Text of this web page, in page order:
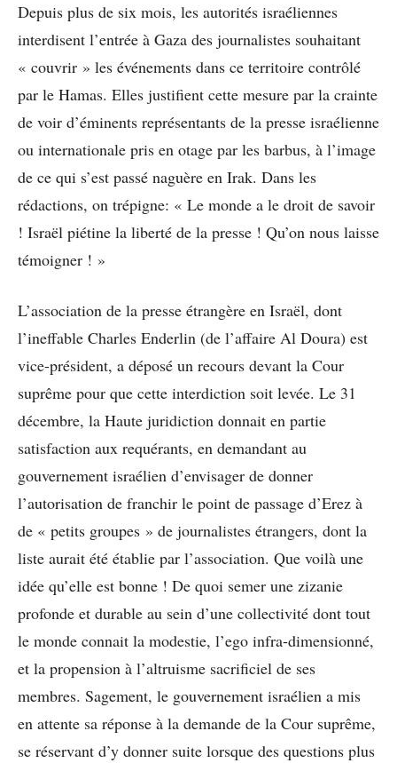
Depuis plus de six mois, les autorités israéliennes
interdisent l’entrée à Gaza des journalistes souhaitant
« couvrir » les événements dans ce territoire contrôlé
par le Hamas. Elles justifient cette mesure par la crainte
de voir d’éminents représentants de la presse israélienne
ou internationale pris en otage par les barbus, à l’image
de ce qui s’est passé naguère en Irak. Dans les
rédactions, on trépigne: « Le monde a le droit de savoir
! Israël piétine la liberté de la presse ! Qu’on nous laisse
témoigner ! »
L’association de la presse étrangère en Israël, dont
l’ineffable Charles Enderlin (de l’affaire Al Doura) est
vice-président, a déposé un recours devant la Cour
suprême pour que cette interdiction soit levée. Le 31
décembre, la Haute juridiction donnait en partie
satisfaction aux requérants, en demandant au
gouvernement israélien d’envisager de donner
l’autorisation de franchir le point de passage d’Erez à
de « petits groupes » de journalistes étrangers, dont la
liste aurait été établie par l’association. Que voilà une
idée qu’elle est bonne ! De quoi semer une zizanie
profonde et durable au sein d’une collectivité dont tout
le monde connait la modestie, l’ego infra-dimensionné,
et la propension à l’altruisme sacrificiel de ses
membres. Sagement, le gouvernement israélien a mis
en attente sa réponse à la demande de la Cour suprême,
se réservant d’y donner suite lorsque des questions plus